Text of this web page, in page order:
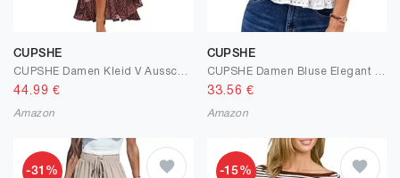
CUPSHE
44.99 €
Amazon
CUPSHE
33.56 €
Amazon
-31% -15%